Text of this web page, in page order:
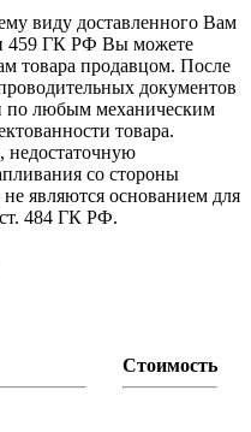
виду доставленного Вам
и 459 ГК РФ Вы можете
товара продавцом. После
документов
по любым механическим
товара.
недостаточную
со стороны
являются основанием для
484 ГК РФ.
Стоимость